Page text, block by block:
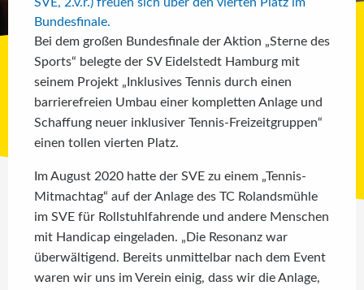
Bundesfinale.
Bei dem großen Bundesfinale der Aktion „Sterne des
Sports“ belegte der SV Eidelstedt Hamburg mit
seinem Projekt „Inklusives Tennis durch einen
barrierefreien Umbau einer kompletten Anlage und
Schaffung neuer inklusiver Tennis-Freizeitgruppen“
einen tollen vierten Platz.
Im August 2020 hatte der SVE zu einem „Tennis-
Mitmachtag“ auf der Anlage des TC Rolandsmühle
im SVE für Rollstuhlfahrende und andere Menschen
mit Handicap eingeladen. „Die Resonanz war
überwältigend. Bereits unmittelbar nach dem Event
waren wir uns im Verein einig, dass wir die Anlage,